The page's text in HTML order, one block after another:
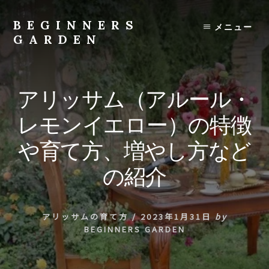
content
BEGINNERS
GARDEN
物
の
種
類
や
育
て
方
の
紹
介
を
行
い
メニュー
アリッサム（アルール・
レモンイエロー）の特徴
や育て方、増やし方など
の紹介
アリッサムの育て方/ 2023年1月31日 by
BEGINNERS GARDEN